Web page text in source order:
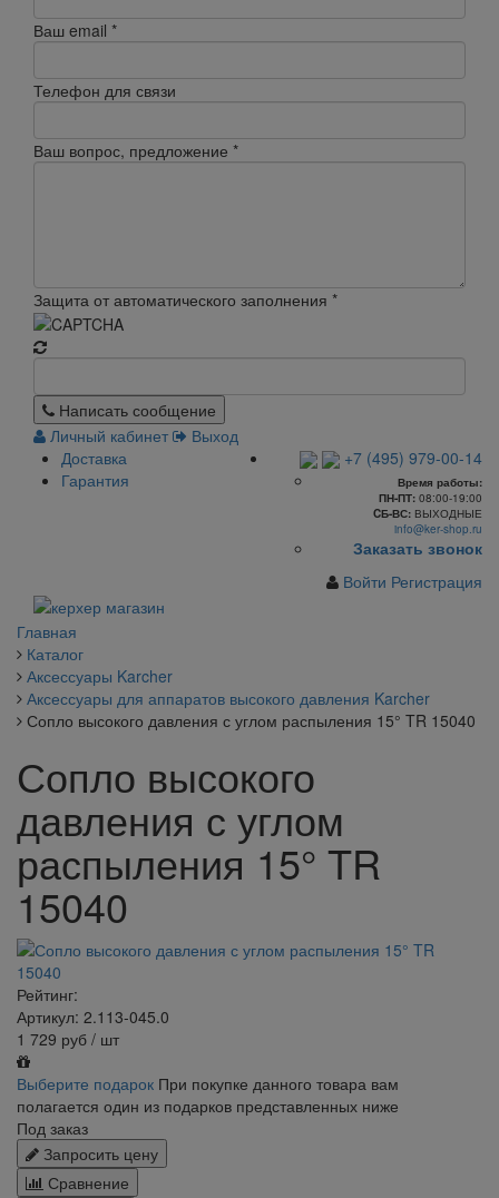
Ваш email *
Телефон для связи
Ваш вопрос, предложение *
Защита от автоматического заполнения *
Написать сообщение
Личный кабинет
Выход
Доставка
Гарантия
+7 (495) 979-00-14
Время работы:
ПН-ПТ:08:00-19:00
CБ-ВС:ВЫХОДНЫЕ
info@ker-shop.ru
Заказать звонок
Войти Регистрация
Главная
Каталог
Аксессуары Karcher
Аксессуары для аппаратов высокого давления Karcher
Сопло высокого давления с углом распыления 15° TR 15040
Сопло высокого
давления с углом
распыления 15° TR
15040
Рейтинг:
Артикул: 2.113-045.0
1 729 руб / шт
Выберите подарок При покупке данного товара вам
полагается один из подарков представленных ниже
Под заказ
Запросить цену
Сравнение